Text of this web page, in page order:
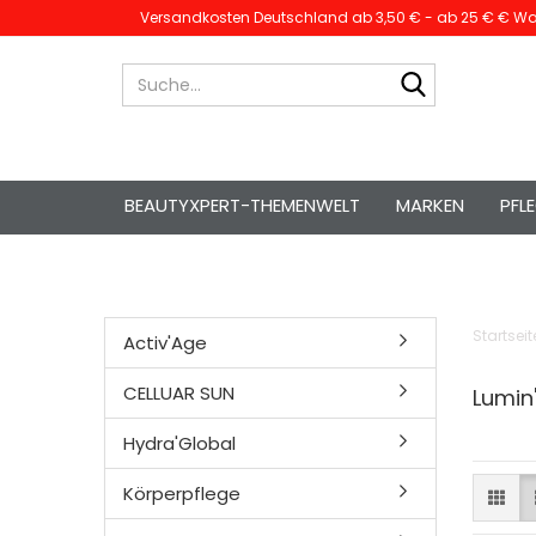
Versandkosten Deutschland ab 3,50 € - ab 25 € €
BEAUTYXPERT-THEMENWELT MARKEN
Activ'Age
CELLUAR SUN
Hydra'Global
Körperpflege